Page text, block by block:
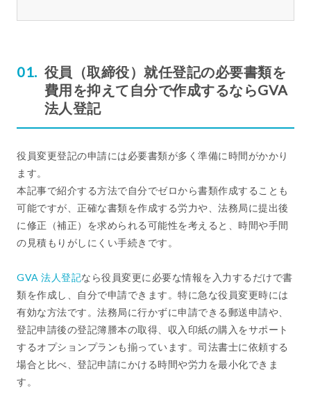
役員（取締役）就任登記の必要書類を
費用を抑えて自分で作成するならGVA
法人登記
役員変更登記の申請には必要書類が多く準備に時間がかかり
ます。
本記事で紹介する方法で自分でゼロから書類作成することも
可能ですが、正確な書類を作成する労力や、法務局に提出後
に修正（補正）を求められる可能性を考えると、時間や手間
の見積もりがしにくい手続きです。
GVA 法人登記なら役員変更に必要な情報を入力するだけで書
類を作成し、自分で申請できます。特に急な役員変更時には
有効な方法です。法務局に行かずに申請できる郵送申請や、
登記申請後の登記簿謄本の取得、収入印紙の購入をサポート
するオプションプランも揃っています。司法書士に依頼する
場合と比べ、登記申請にかける時間や労力を最小化できま
す。